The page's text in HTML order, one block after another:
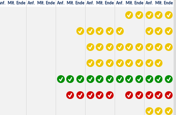
Mit. Ende Anf. Mit. Ende Anf. Mit. Ende Anf. Mit. Ende Anf. Mit. Ende Anf. Mit. Ende